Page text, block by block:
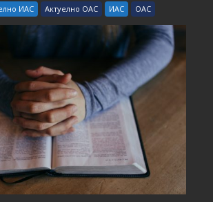
ИАС Актуелно ОАС ИАС ОАС